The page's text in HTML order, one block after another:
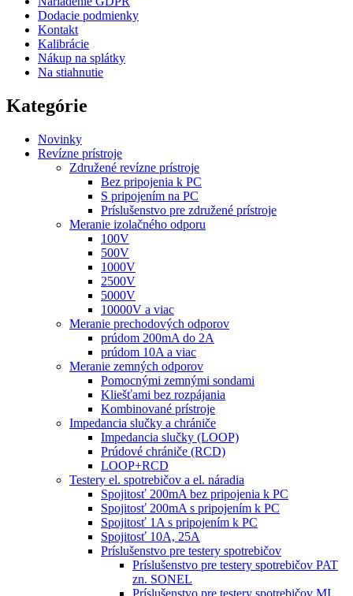
Dodacie podmienky
Kontakt
Kalibrácie
Nákup na splátky
Na stiahnutie
Kategórie
Novinky
Revízne prístroje
Združené revízne prístroje
Bez pripojenia k PC
S pripojením na PC
Príslušenstvo pre združené prístroje
Meranie izolačného odporu
100V
500V
1000V
2500V
5000V
10000V a viac
Meranie prechodových odporov
prúdom 200mA do 2A
prúdom 10A a viac
Meranie zemných odporov
Pomocnými zemnými sondami
Kliešťami bez rozpájania
Kombinované prístroje
Impedancia slučky a chrániče
Impedancia slučky (LOOP)
Prúdové chrániče (RCD)
LOOP+RCD
Testery el. spotrebičov a el. náradia
Spojitosť 200mA bez pripojenia k PC
Spojitosť 200mA s pripojením k PC
Spojitosť 1A s pripojením k PC
Spojitosť 10A, 25A
Príslušenstvo pre testery spotrebičov
Príslušenstvo pre testery spotrebičov PAT
zn. SONEL
Príslušenstvo pre testery spotrebičov MI